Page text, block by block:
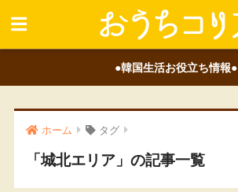
●韓国生活お役立ち情報●
ホーム タグ
「城北エリア」の記事一覧